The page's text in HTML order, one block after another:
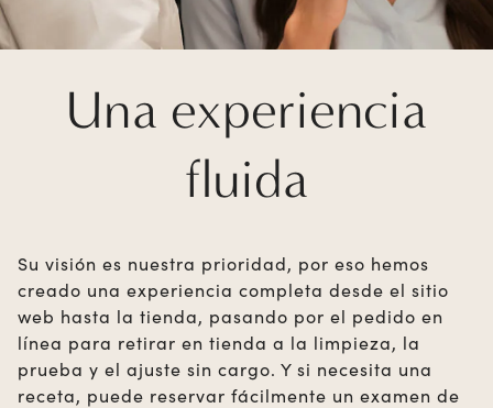
Una experiencia
fluida
Su visión es nuestra prioridad, por eso hemos
creado una experiencia completa desde el sitio
web hasta la tienda, pasando por el pedido en
línea para retirar en tienda a la limpieza, la
prueba y el ajuste sin cargo. Y si necesita una
receta, puede reservar fácilmente un examen de